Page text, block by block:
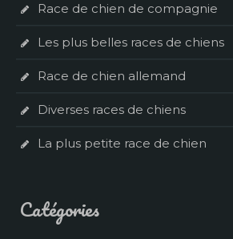
Race de chien de compagnie
Les plus belles races de chiens
Race de chien allemand
Diverses races de chiens
La plus petite race de chien
Catégories